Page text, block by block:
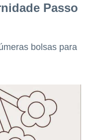
Passo
bolsas para